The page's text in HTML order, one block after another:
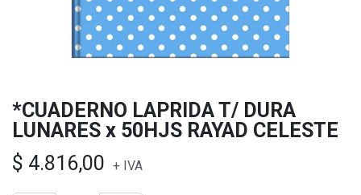
*CUADERNO LAPRIDA T/ DURA
LUNARES x 50HJS RAYAD CELESTE
$ 4.816,00 + IVA